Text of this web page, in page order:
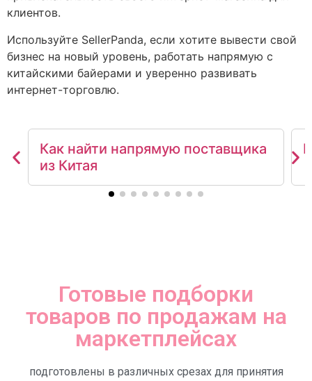
клиентов.
Используйте SellerPanda, если хотите вывести свой
бизнес на новый уровень, работать напрямую с
китайскими байерами и уверенно развивать
интернет-торговлю.
Как найти напрямую поставщика
из Китая
Готовые подборки
товаров по продажам на
маркетплейсах
подготовлены в различных срезах для принятия